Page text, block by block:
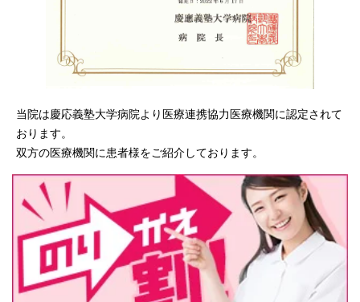
当院は慶応義塾大学病院より医療連携協力医療機関に認定されて
おります。
双方の医療機関に患者様をご紹介しております。